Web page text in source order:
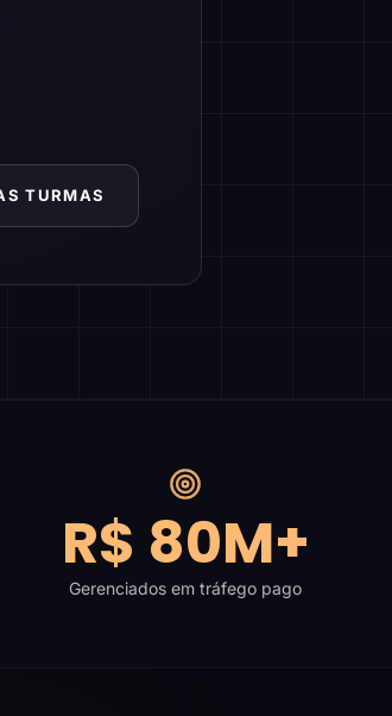
TURMAS
R$ 80M+
Gerenciados em tráfego pago